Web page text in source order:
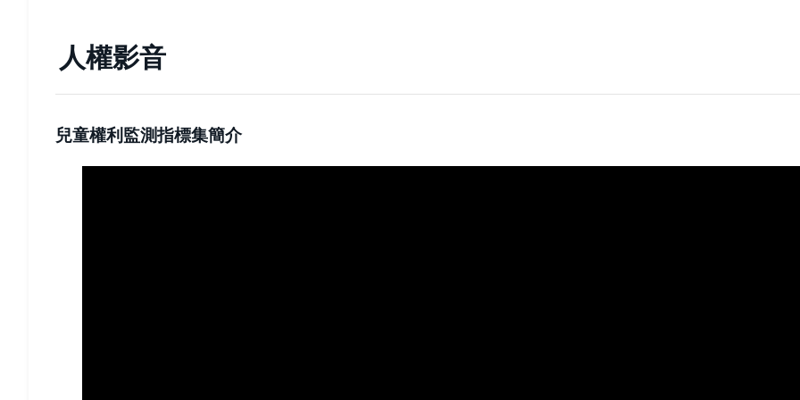
人權影音
兒童權利監測指標集簡介